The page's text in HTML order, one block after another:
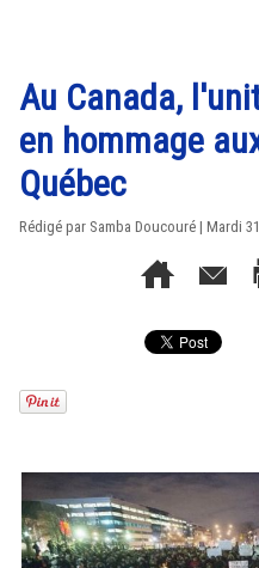
Au Canada,
en hommage
Québec
Rédigé par Samba Doucouré | Mardi